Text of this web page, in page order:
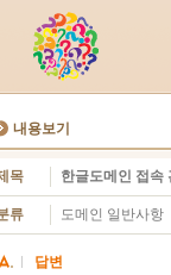
내용보기
목 한글도메인 접속
류 도메인 일반사항
답변